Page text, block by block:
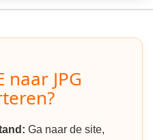
naar JPG
Ga naar de site,